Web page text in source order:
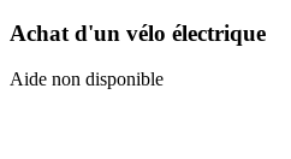
Achat d'un vélo électrique
Aide non disponible